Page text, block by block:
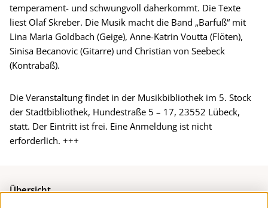
temperament- und schwungvoll daherkommt. Die Texte
liest Olaf Skreber. Die Musik macht die Band „Barfuß“ mit
Lina Maria Goldbach (Geige), Anne-Katrin Voutta (Flöten),
Sinisa Becanovic (Gitarre) und Christian von Seebeck
(Kontrabaß).
Die Veranstaltung findet in der Musikbibliothek im 5. Stock
der Stadtbibliothek, Hundestraße 5 – 17, 23552 Lübeck,
statt. Der Eintritt ist frei. Eine Anmeldung ist nicht
erforderlich. +++
Übersicht